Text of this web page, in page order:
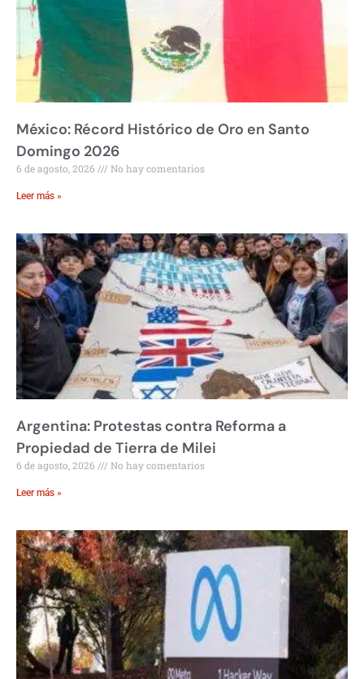
México: Récord Histórico de Oro en Santo
Domingo 2026
6 de agosto, 2026 No hay comentarios
Leer más »
Argentina: Protestas contra Reforma a
Propiedad de Tierra de Milei
6 de agosto, 2026 No hay comentarios
Leer más »